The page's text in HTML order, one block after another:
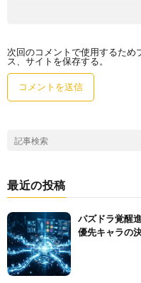
次回のコメントで使用するため
ス、サイトを保存する。
最近の投稿
パズドラ覚醒
優先キャラの